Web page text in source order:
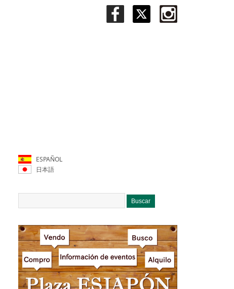
ESPAÑOL
日本語